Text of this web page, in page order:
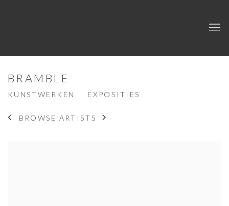
BRAMBLE
KUNSTWERKEN EXPOSITIES
BROWSE ARTISTS